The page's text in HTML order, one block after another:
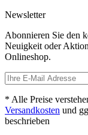
Newsletter
Abonnieren Sie den
Neuigkeit oder
Onlineshop.
* Alle Preise
Versandkosten und
beschrieben